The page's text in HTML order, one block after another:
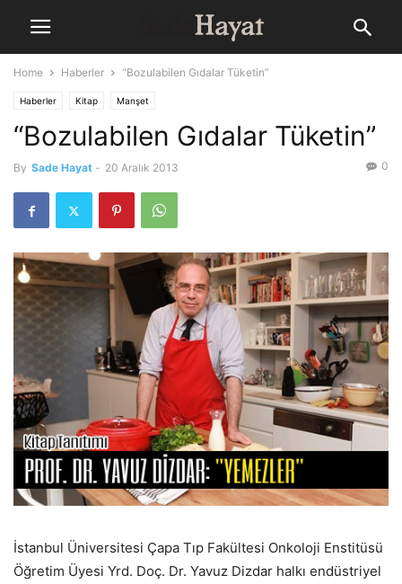
Home Haberler “Bozulabilen Gıdalar Tüketin”
Haberler Kitap Manşet
“Bozulabilen Gıdalar Tüketin”
By Sade Hayat - 20 Aralık 2013 0
İstanbul Üniversitesi Çapa Tıp Fakültesi Onkoloji Enstitüsü
Öğretim Üyesi Yrd. Doç. Dr. Yavuz Dizdar halkı endüstriyel